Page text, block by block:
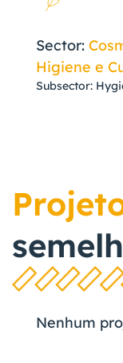
Sector:
Higiene e
Subsector:
Nenhum